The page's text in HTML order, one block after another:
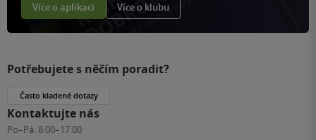
Více o aplikaci Více o klubu
Potřebujete s něčím poradit?
Často kladené dotazy
Kontaktujte nás
Po–Pá: 8:00–17:00